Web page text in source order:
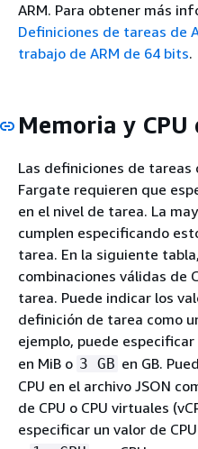
ARM. Para obtener más
Definiciones de tareas de
trabajo de ARM de 64 bits.
Memoria y CPU
Las definiciones de tareas
Fargate requieren que
en el nivel de tarea. La
cumplen especificando
tarea. En la siguiente
combinaciones válidas de
tarea. Puede indicar los
definición de tarea como
ejemplo, puede
en MiB o 3 GB en GB.
CPU en el archivo JSON
de CPU o CPU virtuales
especificar un valor de CPU